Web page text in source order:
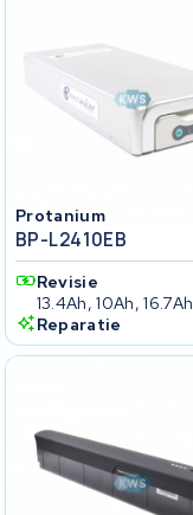
Protanium
BP-L2410EB
Revisie
13.4Ah, 10Ah, 16.7Ah
Reparatie